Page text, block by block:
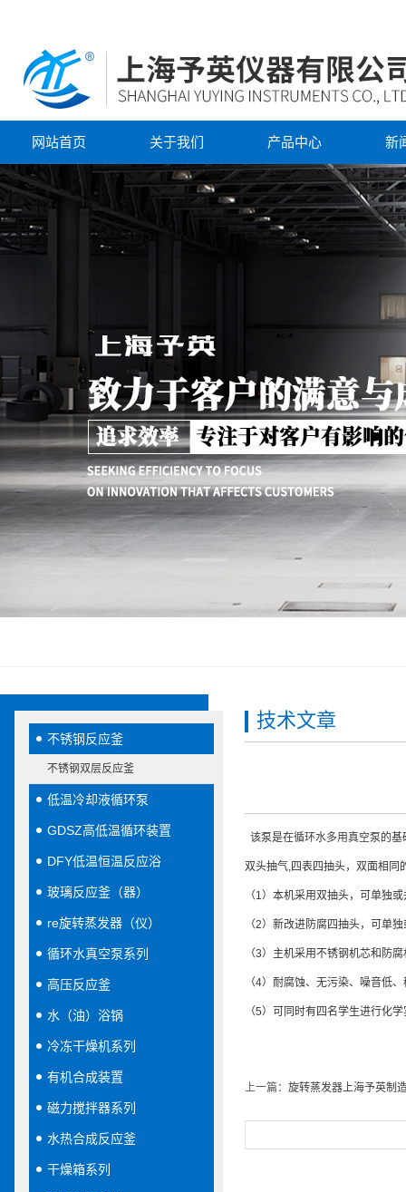
网站首页 关于我们 产品中心 新
不锈钢反应釜
不锈钢双层反应釜
低温冷却液循环泵
GDSZ高低温循环装置
DFY低温恒温反应浴
玻璃反应釜（器）
re旋转蒸发器（仪）
循环水真空泵系列
高压反应釜
水（油）浴锅
冷冻干燥机系列
有机合成装置
磁力搅拌器系列
水热合成反应釜
干燥箱系列
技术文章
该泵是在循环水多用真空泵的基
双头抽气,四表四抽头，双面相同
（1）本机采用双抽头，可单独
（2）新改进防腐四抽头，可单
（3）主机采用不锈钢机芯和防
（4）耐腐蚀、无污染、噪音低
（5）可同时有四名学生进行化
上一篇： 旋转蒸发器上海予英制